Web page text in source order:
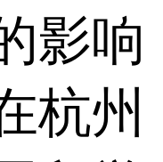
影响
杭州